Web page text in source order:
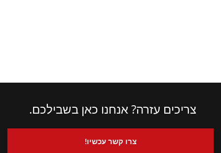
צריכים עזרה? אנחנו כאן בשבילכם.
צרו קשר עכשיו!